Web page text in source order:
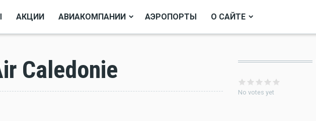
АКЦИИ АВИАКОМПАНИИ АЭРОПОРТЫ О САЙТЕ
Caledonie
No votes yet